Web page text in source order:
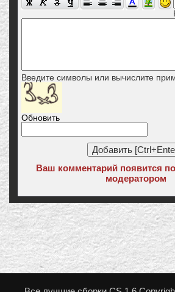
Введите символы или вычислите
Обновить
Ваш комментарий появится
модератором